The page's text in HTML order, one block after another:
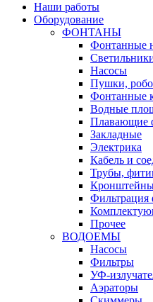
Наши работы
Оборудование
ФОНТАНЫ
Фонтанные
Насосы
Пушки,
Фонтанные
Водные
Плавающие
Закладные
Электрика
Кабель и
Трубы,
Фильтрация
Прочее
ВОДОЕМЫ
Насосы
Фильтры
УФ-
Аэраторы